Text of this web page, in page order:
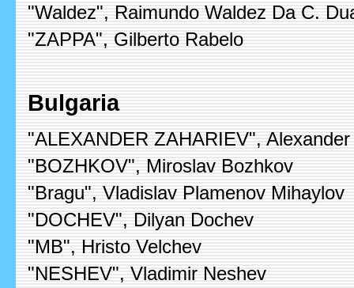
"Waldez", Raimundo Waldez Da C.
"ZAPPA", Gilberto Rabelo
Bulgaria
"ALEXANDER ZAHARIEV",
"BOZHKOV", Miroslav Bozhkov
"Bragu", Vladislav Plamenov Mihaylov
"DOCHEV", Dilyan Dochev
"MB", Hristo Velchev
"NESHEV", Vladimir Neshev